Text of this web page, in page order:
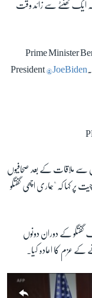
ایک گھنٹے سے زائد وقت
Prime Minister
President @JoeBiden
سے ملاقات کے بعد صحافیوں
کہا کہ "ہماری اچھی گفتگو
گفتگو کے دوران دونوں
کے عزم کا اعادہ کیا۔